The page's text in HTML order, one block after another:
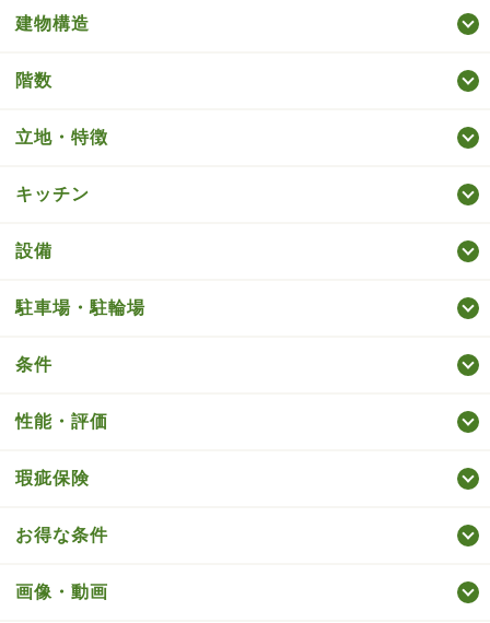
建物構造
階数
立地・特徴
キッチン
設備
駐車場・駐輪場
条件
性能・評価
瑕疵保険
お得な条件
画像・動画